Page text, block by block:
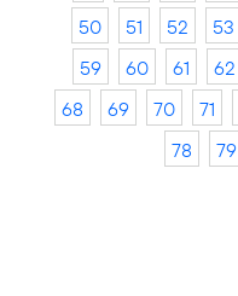
50
51 52 53
59
60 61 62
68
69 70 71
78
79